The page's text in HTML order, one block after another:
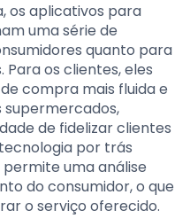
os aplicativos para
uma série de
quanto para
os clientes, eles
compra mais fluida e
supermercados,
de fidelizar clientes
por trás
uma análise
do consumidor, o que
o serviço oferecido.